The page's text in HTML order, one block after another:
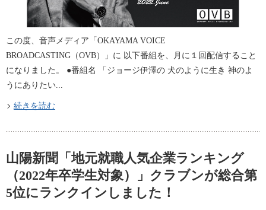
この度、音声メディア「OKAYAMA VOICE
BROADCASTING（OVB）」に 以下番組を、月に１回配信すること
になりました。 ●番組名 「ジョージ伊澤の 犬のように生き 神のよ
うにありたい...
続きを読む
山陽新聞「地元就職人気企業ランキング
（2022年卒学生対象）」クラブンが総合第
5位にランクインしました！